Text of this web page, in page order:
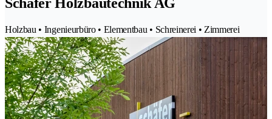
Holzbau • Ingenieurbüro • Elementbau • Schreinerei • Zimmerei